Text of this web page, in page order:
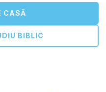
CASĂ
BIBLIC